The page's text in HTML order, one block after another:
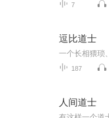
7
逗比道士
187
人间道士